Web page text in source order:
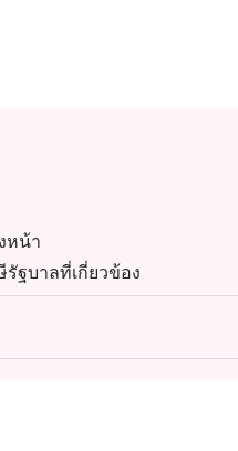
ำสลัดงาและพอนซึ
ต็มไปด้วยรสชาติ
รงแรม 5 ดาวที่สะดวกตั้งอยู่ใกล้
คุณจะเป็นแฟนพันธุ์แท้ของซูชิ
หน้า
ฐบาลที่เกี่ยวข้อง
อร์ของคุณก่อนสั่งซื้อ